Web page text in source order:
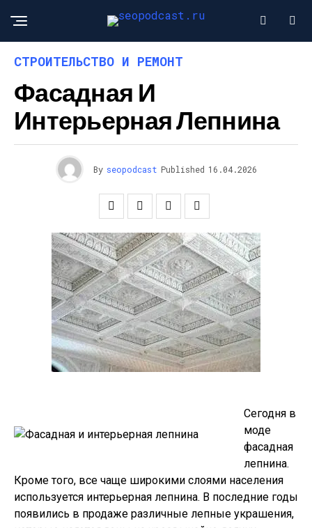
СТРОИТЕЛЬСТВО И РЕМОНТ
Фасадная И
Интерьерная Лепнина
By seopodcast Published 16.04.2026
Сегодня в
моде
фасадная
лепнина.
Кроме того, все чаще широкими слоями населения
используется интерьерная лепнина. В последние годы
появились в продаже различные лепные украшения,